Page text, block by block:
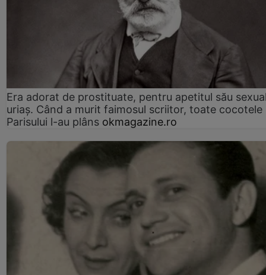
Era adorat de prostituate, pentru apetitul său
uriaș. Când a murit faimosul scriitor, toate cocotele
Parisului l-au plâns okmagazine.ro